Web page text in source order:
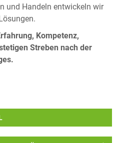
und Handeln entwickeln wir
Kompetenz,
Streben nach der